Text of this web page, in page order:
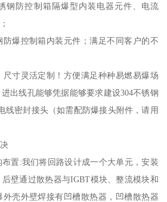
钢防控制箱隔爆型内装电器元件、电流
爆控制箱内装元件；满足不同客户的不
寸灵活定制！方便满足种种易燃易爆场
出线孔能够凭据能够要求建设304不锈钢
线密封接头（如需配防爆接头附件，请用
置:我们将回路设计成一个大单元，安装
壁通过散热器与IGBT模块、整流模块和
壳外壁焊接有凹槽散热器，凹槽散热器